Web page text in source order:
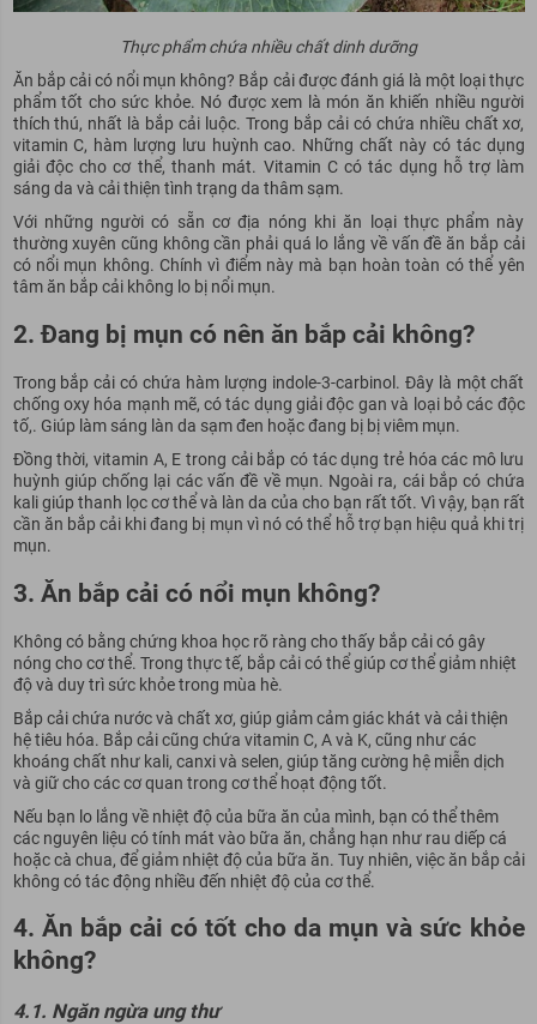
Thực phẩm chứa nhiều chất dinh dưỡng
Ăn bắp cải có nổi mụn không? Bắp cải được đánh giá là một loại thực
phẩm tốt cho sức khỏe. Nó được xem là món ăn khiến nhiều người
thích thú, nhất là bắp cải luộc. Trong bắp cải có chứa nhiều chất xơ,
vitamin C, hàm lượng lưu huỳnh cao. Những chất này có tác dụng
giải độc cho cơ thể, thanh mát. Vitamin C có tác dụng hỗ trợ làm
sáng da và cải thiện tình trạng da thâm sạm.
Với những người có sẵn cơ địa nóng khi ăn loại thực phẩm này
thường xuyên cũng không cần phải quá lo lắng về vấn đề ăn bắp cải
có nổi mụn không. Chính vì điểm này mà bạn hoàn toàn có thể yên
tâm ăn bắp cải không lo bị nổi mụn.
2. Đang bị mụn có nên ăn bắp cải không?
Trong bắp cải có chứa hàm lượng indole-3-carbinol. Đây là một chất
chống oxy hóa mạnh mẽ, có tác dụng giải độc gan và loại bỏ các độc
tố,. Giúp làm sáng làn da sạm đen hoặc đang bị bị viêm mụn.
Đồng thời, vitamin A, E trong cải bắp có tác dụng trẻ hóa các mô lưu
huỳnh giúp chống lại các vấn đề về mụn. Ngoài ra, cái bắp có chứa
kali giúp thanh lọc cơ thể và làn da của cho bạn rất tốt. Vì vậy, bạn rất
cần ăn bắp cải khi đang bị mụn vì nó có thể hỗ trợ bạn hiệu quả khi trị
mụn.
3. Ăn bắp cải có nổi mụn không?
Không có bằng chứng khoa học rõ ràng cho thấy bắp cải có gây
nóng cho cơ thể. Trong thực tế, bắp cải có thể giúp cơ thể giảm nhiệt
độ và duy trì sức khỏe trong mùa hè.
Bắp cải chứa nước và chất xơ, giúp giảm cảm giác khát và cải thiện
hệ tiêu hóa. Bắp cải cũng chứa vitamin C, A và K, cũng như các
khoáng chất như kali, canxi và selen, giúp tăng cường hệ miễn dịch
và giữ cho các cơ quan trong cơ thể hoạt động tốt.
Nếu bạn lo lắng về nhiệt độ của bữa ăn của mình, bạn có thể thêm
các nguyên liệu có tính mát vào bữa ăn, chẳng hạn như rau diếp cá
hoặc cà chua, để giảm nhiệt độ của bữa ăn. Tuy nhiên, việc ăn bắp cải
không có tác động nhiều đến nhiệt độ của cơ thể.
4. Ăn bắp cải có tốt cho da mụn và sức khỏe
không?
4.1. Ngăn ngừa ung thư